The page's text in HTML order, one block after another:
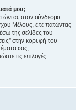
μου;
στον σύνδεσμο
Μέλους, είτε πατώντας
της σελίδας του
στην κορυφή του
σας,
τις επιλογές